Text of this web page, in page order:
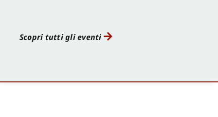
Scopri tutti gli eventi